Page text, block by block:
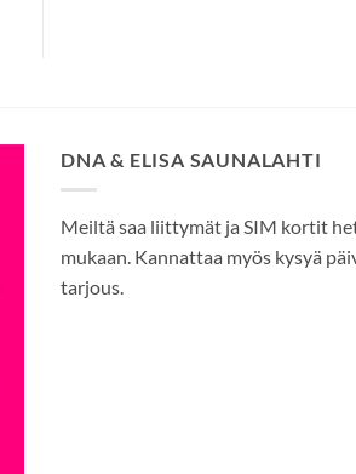
DNA & ELISA SAUNALAHTI
Meiltä saa liittymät ja SIM kortit
mukaan. Kannattaa myös kysyä
tarjous.